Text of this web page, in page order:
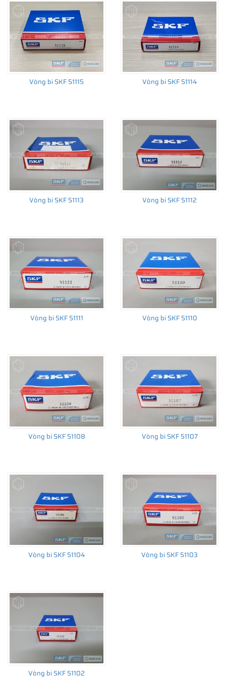
nhờ đó có khả năng định vị dọc trục theo hai hướng. Tương tự,
vòng bi chặn hai hướng cũng không thể chịu được bất kỳ tải
trọng hướng kính nào.
Vòng bi SKF 51115 Vòng bi SKF 51114
Vòng bi SKF 51113 Vòng bi SKF 51112
Vòng bi SKF 51111 Vòng bi SKF 51110
Vòng bi SKF 51108 Vòng bi SKF 51107
Vòng bi SKF 51104 Vòng bi SKF 51103
Vòng bi SKF 51102